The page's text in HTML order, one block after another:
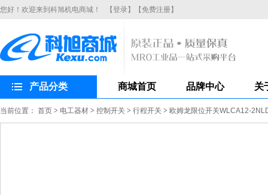
您好！欢迎来到科旭机电商城！ 【登录】 【免费注册】
产品分类 商城首页 品牌中心 关
当前位置： 首页 > 电工器材 > 控制开关 > 行程开关 > 欧姆龙限位开关WLCA12-